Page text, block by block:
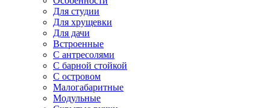
Для студии
Для хрущевки
Для дачи
Встроенные
С антресолями
С барной стойкой
С островом
Малогабаритные
Модульные